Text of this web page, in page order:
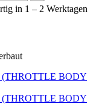
in 1 – 2 Werktagen
(THROTTLE BODY
(THROTTLE BODY